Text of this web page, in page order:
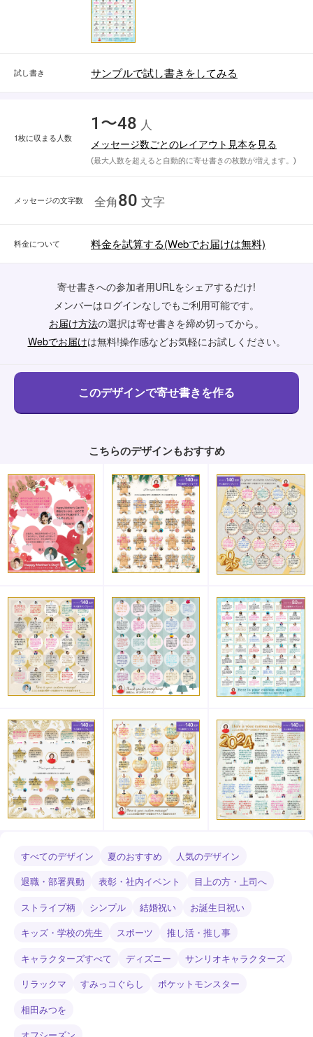
試し書き サンプルで試し書きをしてみる
1枚に収まる人数
1〜48 人
メッセージ数ごとのレイアウト見本を見る
(最大人数を超えると自動的に寄せ書きの枚数が増えます。)
メッセージの文字数 全角 80 文字
料金について 料金を試算する(Webでお届けは無料)
寄せ書きへの参加者用URLをシェアするだけ!
メンバーはログインなしでもご利用可能です。
お届け方法の選択は寄せ書きを締め切ってから。
Webでお届けは無料!操作感などお気軽にお試しください。
こちらのデザインもおすすめ
すべてのデザイン 夏のおすすめ
人気のデザイン
退職・部署異動
表彰・社内イベント
目上の方・上司へ
ストライプ柄
シンプル 結婚祝い
お誕生日祝い
キッズ・学校の先生
スポーツ
推し活・推し事
キャラクターズすべて
ディズニー
サンリオキャラクターズ
リラックマ
すみっコぐらし
ポケットモンスター
相田みつを